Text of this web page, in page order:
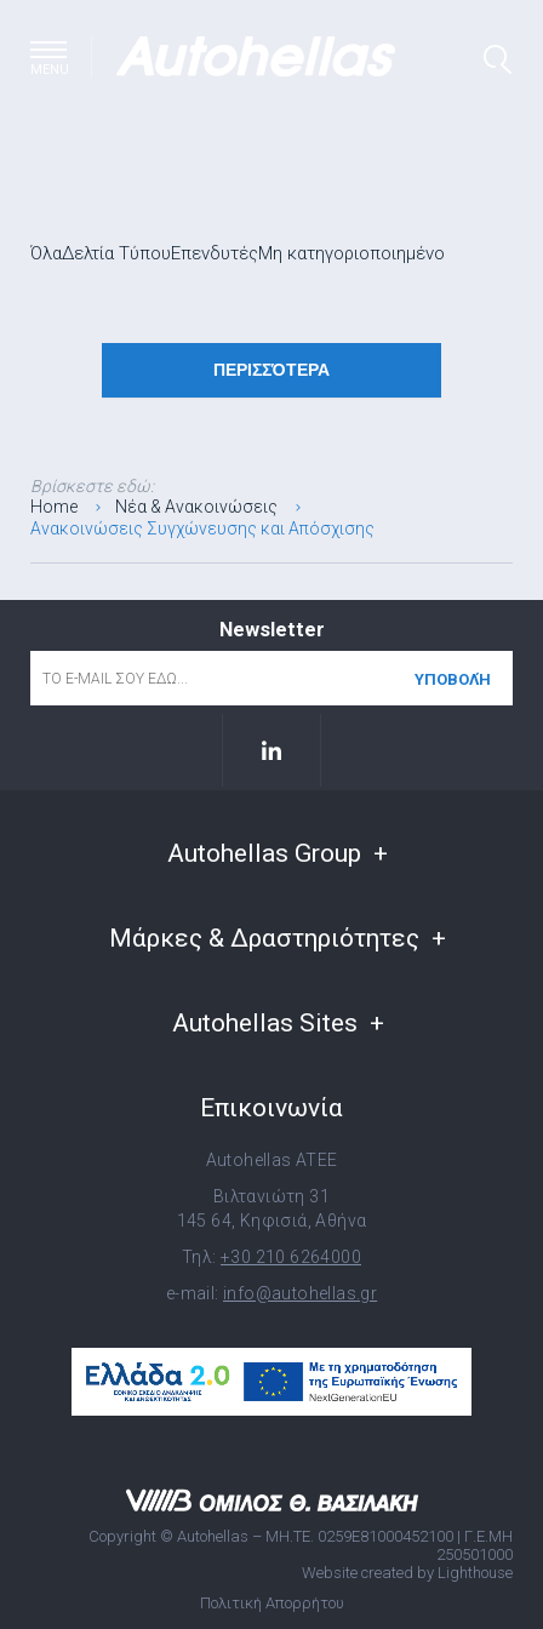
ΌλαΔελτία ΤύπουΕπενδυτέςΜη κατηγοριοποιημένο
ΠΕΡΙΣΣΌΤΕΡΑ
Βρίσκεστε εδώ:
Home
Νέα & Ανακοινώσεις
Ανακοινώσεις Συγχώνευσης και Απόσχισης
Newsletter
Autohellas Group
Μάρκες & Δραστηριότητες
Autohellas Sites
Επικοινωνία
Autohellas ATEE
Βιλτανιώτη 31
145 64, Κηφισιά, Αθήνα
Τηλ: +30 210 6264000
e-mail: info@autohellas.gr
Copyright © Autohellas – ΜΗ.ΤΕ. 0259E81000452100 | Γ.Ε.ΜΗ
250501000
Website created by Lighthouse
Πολιτική Απορρήτου